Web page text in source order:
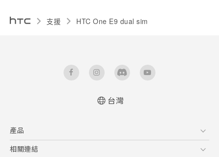
支援 HTC One E9 dual sim‎
台灣
產品
5G
相關連結